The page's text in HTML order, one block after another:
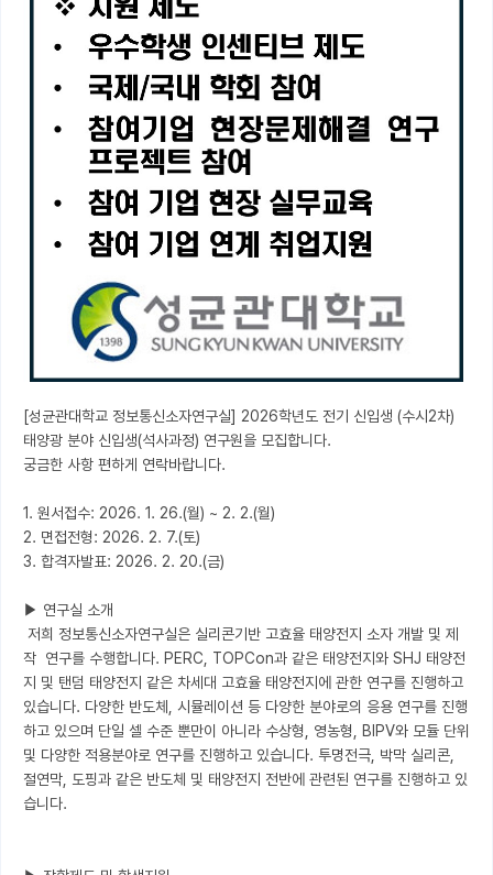
[성균관대학교 정보통신소자연구실] 2026학년도 전기 신입생 (수시2차)
태양광 분야 신입생(석사과정) 연구원을 모집합니다.
궁금한 사항 편하게 연락바랍니다.
1. 원서접수: 2026. 1. 26.(월) ~ 2. 2.(월)
2. 면접전형: 2026. 2. 7.(토)
3. 합격자발표: 2026. 2. 20.(금)
▶ 연구실 소개
작  연구를 수행합니다. PERC, TOPCon과 같은 태양전지와 SHJ 태양전
지 및 탠덤 태양전지 같은 차세대 고효율 태양전지에 관한 연구를 진행하고
있습니다. 다양한 반도체, 시뮬레이션 등 다양한 분야로의 응용 연구를 진행
하고 있으며 단일 셀 수준 뿐만이 아니라 수상형, 영농형, BIPV와 모듈 단위
및 다양한 적용분야로 연구를 진행하고 있습니다. 투명전극, 박막 실리콘,
절연막, 도핑과 같은 반도체 및 태양전지 전반에 관련된 연구를 진행하고 있
습니다.